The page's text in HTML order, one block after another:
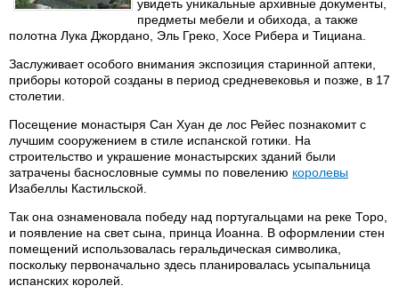
увидеть уникальные архивные документы,
предметы мебели и обихода, а также
полотна Лука Джордано, Эль Греко, Хосе Рибера и Тициана.
Заслуживает особого внимания экспозиция старинной аптеки,
приборы которой созданы в период средневековья и позже, в 17
столетии.
Посещение монастыря Сан Хуан де лос Рейес познакомит с
лучшим сооружением в стиле испанской готики. На
строительство и украшение монастырских зданий были
затрачены баснословные суммы по повелению королевы
Изабеллы Кастильской.
Так она ознаменовала победу над португальцами на реке Торо,
и появление на свет сына, принца Иоанна. В оформлении стен
помещений использовалась геральдическая символика,
поскольку первоначально здесь планировалась усыпальница
испанских королей.